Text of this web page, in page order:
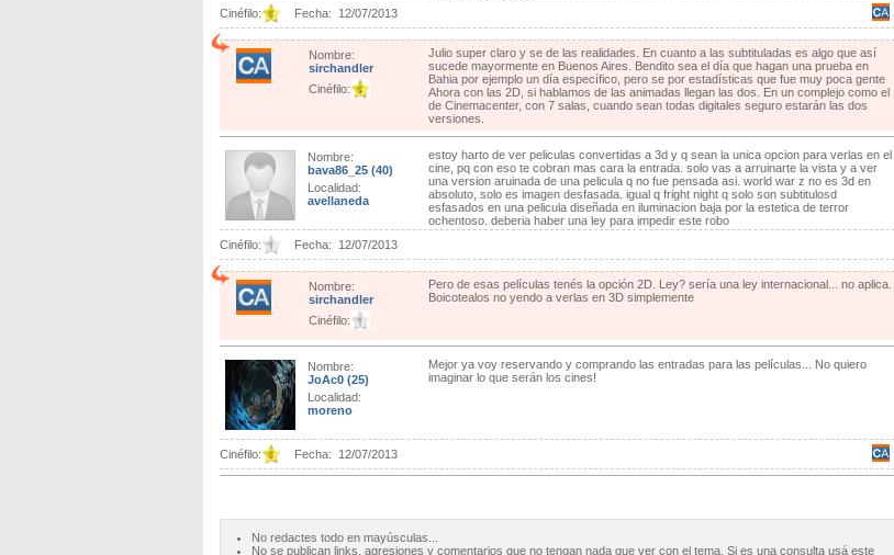
Cinéfilo:
Fecha: 12/07/2013
Nombre:
sirchandler
Cinéfilo:
Julio super claro y se de las realidades. En cuanto a las subtituladas es algo que así
sucede mayormente en Buenos Aires. Bendito sea el día que hagan una prueba en
Bahia por ejemplo un día específico, pero se por estadísticas que fue muy poca gente
Ahora con las 2D, si hablamos de las animadas llegan las dos. En un complejo como el
de Cinemacenter, con 7 salas, cuando sean todas digitales seguro estarán las dos
versiones.
Nombre:
bava86_25 (40)
Localidad:
avellaneda
estoy harto de ver peliculas convertidas a 3d y q sean la unica opcion para verlas en el
cine, pq con eso te cobran mas cara la entrada. solo vas a arruinarte la vista y a ver
una version aruinada de una pelicula q no fue pensada asi. world war z no es 3d en
absoluto, solo es imagen desfasada. igual q fright night q solo son subtitulosd
esfasados en una pelicula diseñada en iluminacion baja por la estetica de terror
ochentoso. deberia haber una ley para impedir este robo
Cinéfilo:
Fecha: 12/07/2013
Nombre:
sirchandler
Cinéfilo:
Pero de esas películas tenés la opción 2D. Ley? sería una ley internacional... no aplica.
Boicotealos no yendo a verlas en 3D simplemente
Nombre:
JoAc0 (25)
Localidad:
moreno
Mejor ya voy reservando y comprando las entradas para las películas... No quiero
imaginar lo que serán los cines!
Cinéfilo: Fecha: 12/07/2013
No redactes todo en mayúsculas...
No se publican links, agresiones y comentarios que no tengan nada que ver con el tema. Si es una consulta usá este